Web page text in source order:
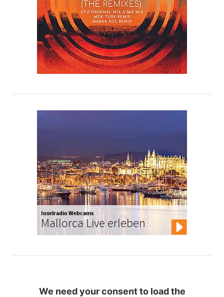
Inselradio Webcams
Mallorca Live erleben
We need your consent to load the